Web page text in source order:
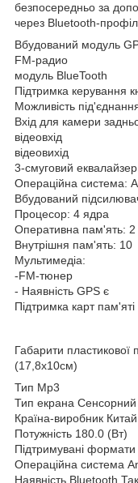
безпосередньо за
через Bluetooth-
Вбудований модуль
FM-радио
модуль BlueTooth
Підтримка керування
Можливість
Вхід для камери
відеовхід
відеовихід
3-смуговий еквалайзер
Операційна система:
Вбудований
Процесор: 4 ядра
Оперативна пам'ять: 2
Внутрішня пам'ять: 10
Мультимедіа:
-FM-тюнер
- Наявність GPS є
Підтримка карт
Габарити пластикової
(17,8х10см)
Тип Mp3
Тип екрана Сенсорний
Країна-виробник Китай
Потужність 180.0 (Вт)
Підтримувані
Операційна система
Наявність Bluetooth Так